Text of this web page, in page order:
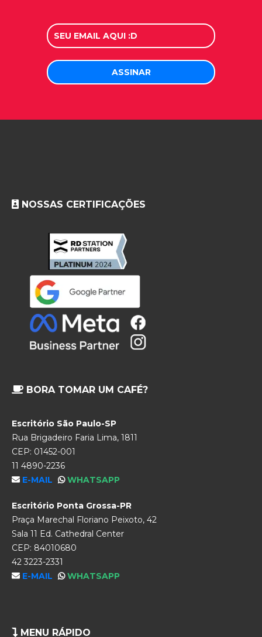
NOSSAS CERTIFICAÇÕES
BORA TOMAR UM CAFÉ?
Escritório São Paulo-SP
Rua Brigadeiro Faria Lima, 1811
CEP: 01452-001
11 4890-2236
E-MAIL
WHATSAPP
Escritório Ponta Grossa-PR
Praça Marechal Floriano Peixoto, 42
Sala 11 Ed. Cathedral Center
CEP: 84010680
42 3223-2331
E-MAIL
WHATSAPP
MENU RÁPIDO